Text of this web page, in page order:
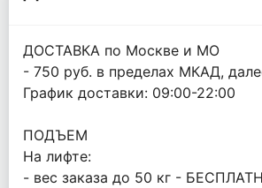
ДОСТАВКА по Москве и МО
- 750 руб. в пределах МКАД,
График доставки: 09:00-22:00
ПОДЪЕМ
На лифте:
- вес заказа до 50 кг -